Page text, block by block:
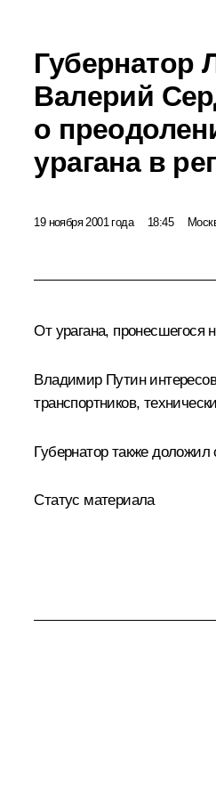
Губернатор
Валерий
о
урагана в
19 ноября 2001 года 18:45
От урагана,
Владимир Путин
транспортников,
Губернатор также
Статус материала